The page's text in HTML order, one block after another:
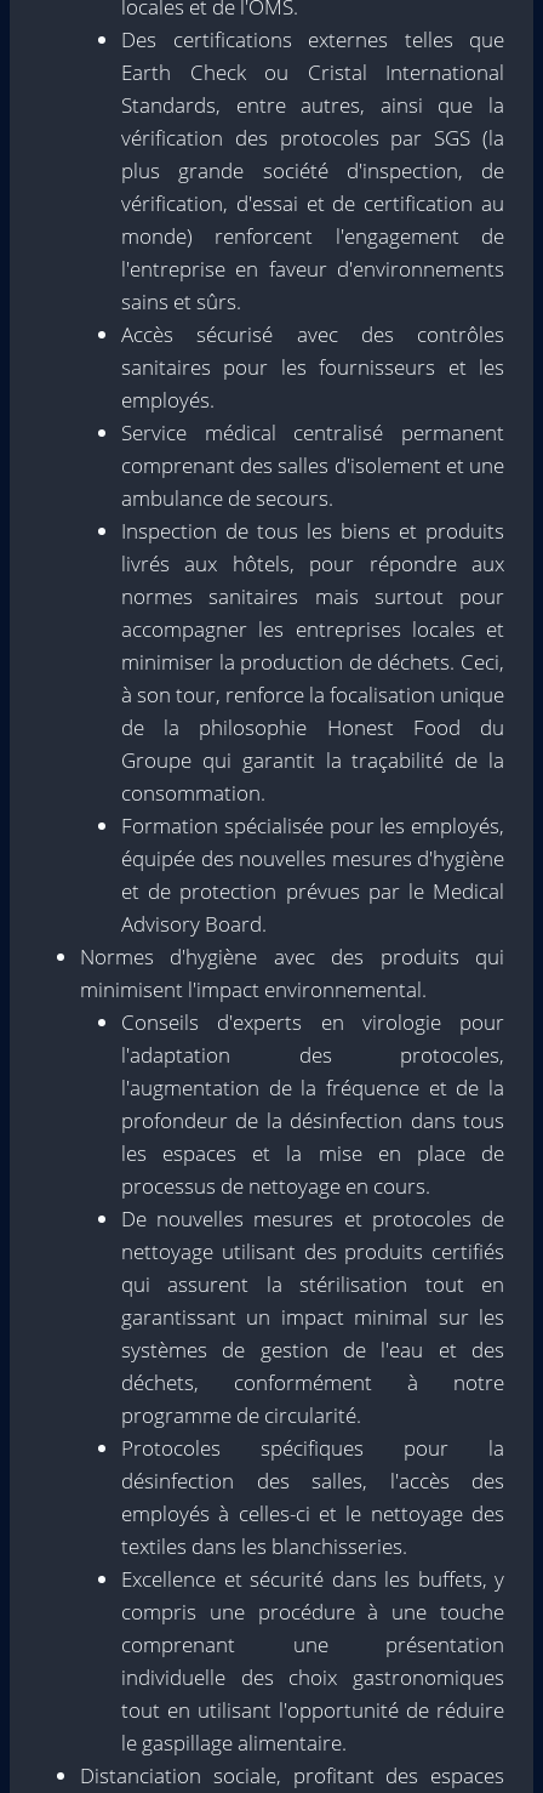
locales et de l'OMS.
Des certifications externes telles que
Earth Check ou Cristal International
Standards, entre autres, ainsi que la
vérification des protocoles par SGS (la
plus grande société d'inspection, de
vérification, d'essai et de certification au
monde) renforcent l'engagement de
l'entreprise en faveur d'environnements
sains et sûrs.
Accès sécurisé avec des contrôles
sanitaires pour les fournisseurs et les
employés.
Service médical centralisé permanent
comprenant des salles d'isolement et une
ambulance de secours.
Inspection de tous les biens et produits
livrés aux hôtels, pour répondre aux
normes sanitaires mais surtout pour
accompagner les entreprises locales et
minimiser la production de déchets. Ceci,
à son tour, renforce la focalisation unique
de la philosophie Honest Food du
Groupe qui garantit la traçabilité de la
consommation.
Formation spécialisée pour les employés,
équipée des nouvelles mesures d'hygiène
et de protection prévues par le Medical
Advisory Board.
Normes d'hygiène avec des produits qui
minimisent l'impact environnemental.
Conseils d'experts en virologie pour
l'adaptation des protocoles,
l'augmentation de la fréquence et de la
profondeur de la désinfection dans tous
les espaces et la mise en place de
processus de nettoyage en cours.
De nouvelles mesures et protocoles de
nettoyage utilisant des produits certifiés
qui assurent la stérilisation tout en
garantissant un impact minimal sur les
systèmes de gestion de l'eau et des
déchets, conformément à notre
programme de circularité.
Protocoles spécifiques pour la
désinfection des salles, l'accès des
employés à celles-ci et le nettoyage des
textiles dans les blanchisseries.
Excellence et sécurité dans les buffets, y
compris une procédure à une touche
comprenant une présentation
individuelle des choix gastronomiques
tout en utilisant l'opportunité de réduire
le gaspillage alimentaire.
Distanciation sociale, profitant des espaces